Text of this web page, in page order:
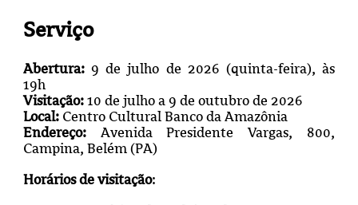
Serviço
Abertura:9 de julho de 2026 (quinta-feira), às
19h
Visitação:10 de julho a 9 de outubro de 2026
Local: Centro Cultural Banco da Amazônia
Endereço:Avenida Presidente Vargas, 800,
Campina, Belém (PA)
Horários de visitação: